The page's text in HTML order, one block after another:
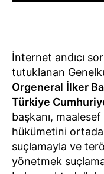
İnternet andıcı
tutuklanan
Orgeneral İlker
Türkiye
başkanı,
hükümetini
suçlamayla ve
yönetmek